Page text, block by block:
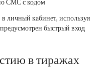
СМС с кодом
личный кабинет, используя
быстрый вход
в тиражах